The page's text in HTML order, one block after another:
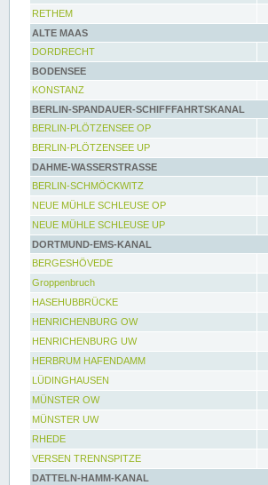
RETHEM
ALTE MAAS
DORDRECHT
BODENSEE
KONSTANZ
BERLIN-SPANDAUER-SCHIFFFAHRTSKANAL
BERLIN-PLÖTZENSEE OP
BERLIN-PLÖTZENSEE UP
DAHME-WASSERSTRASSE
BERLIN-SCHMÖCKWITZ
NEUE MÜHLE SCHLEUSE OP
NEUE MÜHLE SCHLEUSE UP
DORTMUND-EMS-KANAL
BERGESHÖVEDE
Groppenbruch
HASEHUBBRÜCKE
HENRICHENBURG OW
HENRICHENBURG UW
HERBRUM HAFENDAMM
LÜDINGHAUSEN
MÜNSTER OW
MÜNSTER UW
RHEDE
VERSEN TRENNSPITZE
DATTELN-HAMM-KANAL